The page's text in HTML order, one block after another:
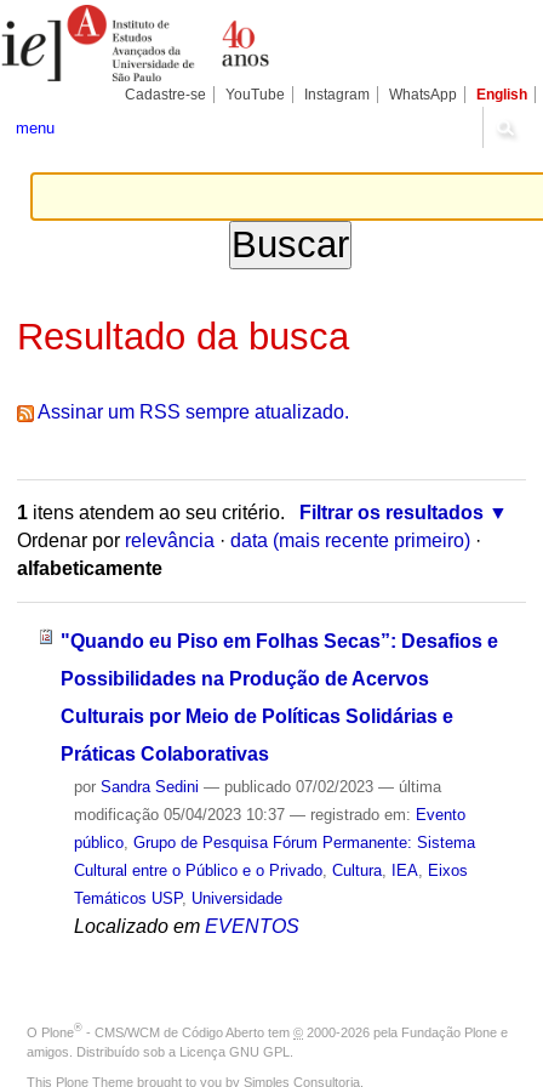
para
conteúdo.
Pessoais
Cadastre-se YouTube Instagram WhatsApp English
menu
Resultado da busca
Assinar um RSS sempre atualizado.
1itens atendem ao seu critério.
Filtrar os resultados
Ordenar por relevância · data (mais recente primeiro) ·
alfabeticamente
"Quando eu Piso em Folhas Secas”: Desafios e
Possibilidades na Produção de Acervos
Culturais por Meio de Políticas Solidárias e
Práticas Colaborativas
por Sandra Sedini — publicado07/02/2023 — última
modificação05/04/2023 10:37 — registrado em: Evento
público, Grupo de Pesquisa Fórum Permanente: Sistema
Cultural entre o Público e o Privado, Cultura, IEA,
Eixos
Temáticos USP, Universidade
Localizado em EVENTOS
O Plone® - CMS/WCM de Código Aberto tem © 2000-2026 pela Fundação Plone e
amigos. Distribuído sob a Licença GNU GPL
This Plone Theme brought to you by Simples Consultoria